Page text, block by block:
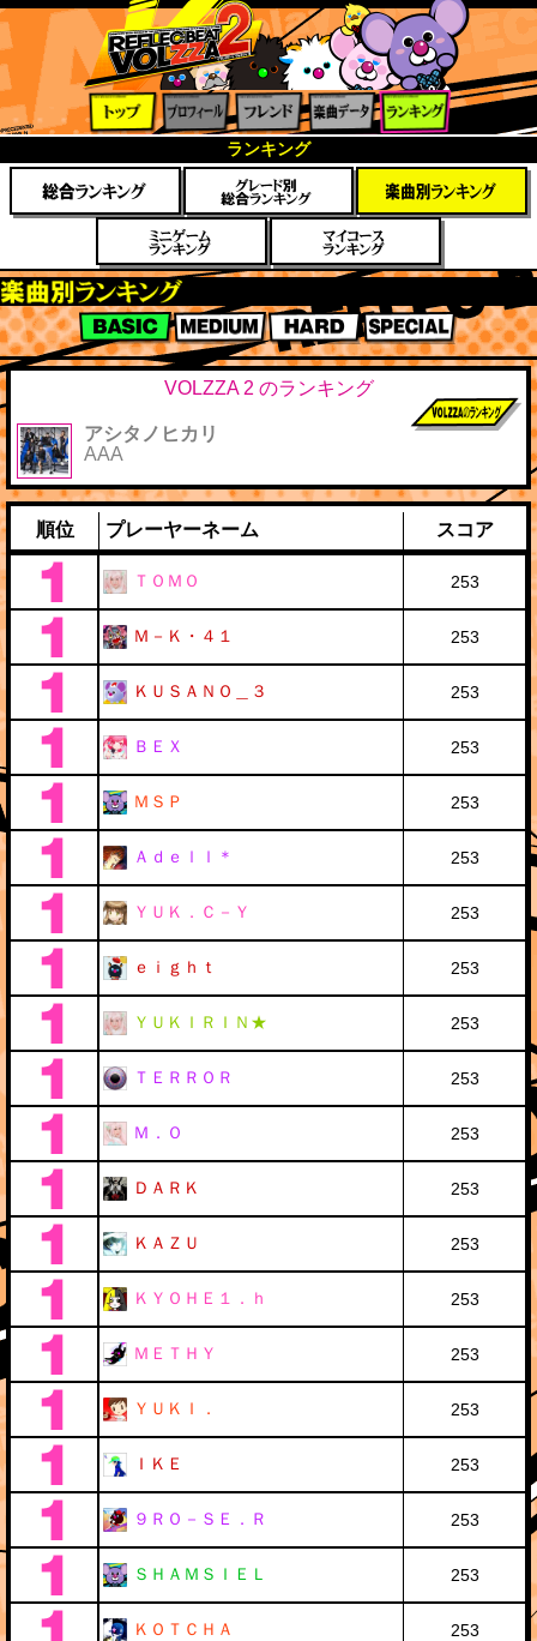
ィール
フレン
ド
楽曲デ
ータ
ング
ランキング
楽曲別スコアランキング
BASIC MEDIUM HARD SPECIAL
VOLZZA 2 のランキング
アシタノヒカリ
AAA
順位 プレーヤーネーム スコア
ＴＯＭＯ 253
Ｍ－Ｋ・４１ 253
ＫＵＳＡＮＯ＿３ 253
ＢＥＸ 253
ＭＳＰ 253
Ａｄｅｌｌ＊ 253
ＹＵＫ．Ｃ－Ｙ 253
ｅｉｇｈｔ 253
ＹＵＫＩＲＩＮ★ 253
ＴＥＲＲＯＲ 253
Ｍ．Ｏ 253
ＤＡＲＫ 253
ＫＡＺＵ 253
ＫＹＯＨＥ１．ｈ 253
ＭＥＴＨＹ 253
ＹＵＫＩ． 253
ＩＫＥ 253
９ＲＯ－ＳＥ．Ｒ 253
ＳＨＡＭＳＩＥＬ 253
ＫＯＴＣＨＡ 253